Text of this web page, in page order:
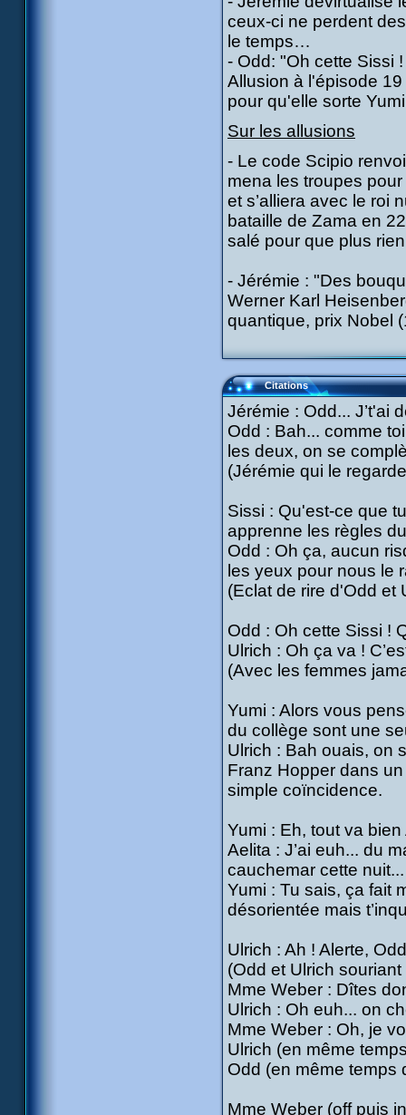
ceux-ci ne perdent
le temps…
- Odd: "Oh cette Sissi
Allusion à l'épisode
pour qu'elle sorte
Sur les allusions
- Le code Scipio
mena les troupes
et s’alliera avec le roi
bataille de Zama en
salé pour que plus
- Jérémie : "Des
Werner Karl
quantique, prix Nobel
Citations
Jérémie : Odd... J’t'ai
Odd : Bah... comme
les deux, on se
(Jérémie qui le
Sissi : Qu'est-ce que
apprenne les règles
Odd : Oh ça, aucun
les yeux pour nous le
(Eclat de rire d'Odd et
Odd : Oh cette Sissi !
Ulrich : Oh ça va !
(Avec les femmes
Yumi : Alors vous
du collège sont une
Ulrich : Bah ouais, on
Franz Hopper dans
simple coïncidence.
Yumi : Eh, tout va bien
Aelita : J’ai euh... du
cauchemar cette
Yumi : Tu sais, ça fait
désorientée mais
Ulrich : Ah ! Alerte,
(Odd et Ulrich
Mme Weber : Dîtes
Ulrich : Oh euh... on
Mme Weber : Oh, je
Ulrich (en même
Odd (en même temps
Mme Weber (off puis